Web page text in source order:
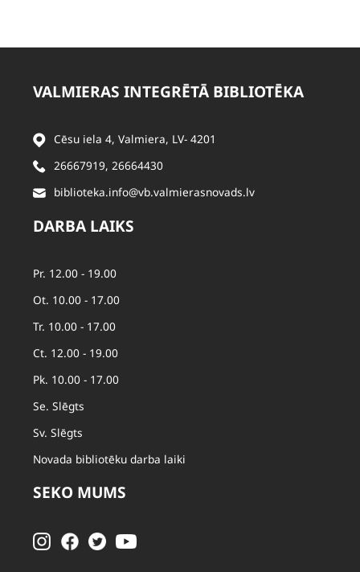
VALMIERAS INTEGRĒTĀ BIBLIOTĒKA
Cēsu iela 4, Valmiera, LV- 4201
26667919, 26664430
biblioteka.info@vb.valmierasnovads.lv
DARBA LAIKS
Pr. 12.00 - 19.00
Ot. 10.00 - 17.00
Tr. 10.00 - 17.00
Ct. 12.00 - 19.00
Pk. 10.00 - 17.00
Se. Slēgts
Sv. Slēgts
Novada bibliotēku darba laiki
SEKO MUMS